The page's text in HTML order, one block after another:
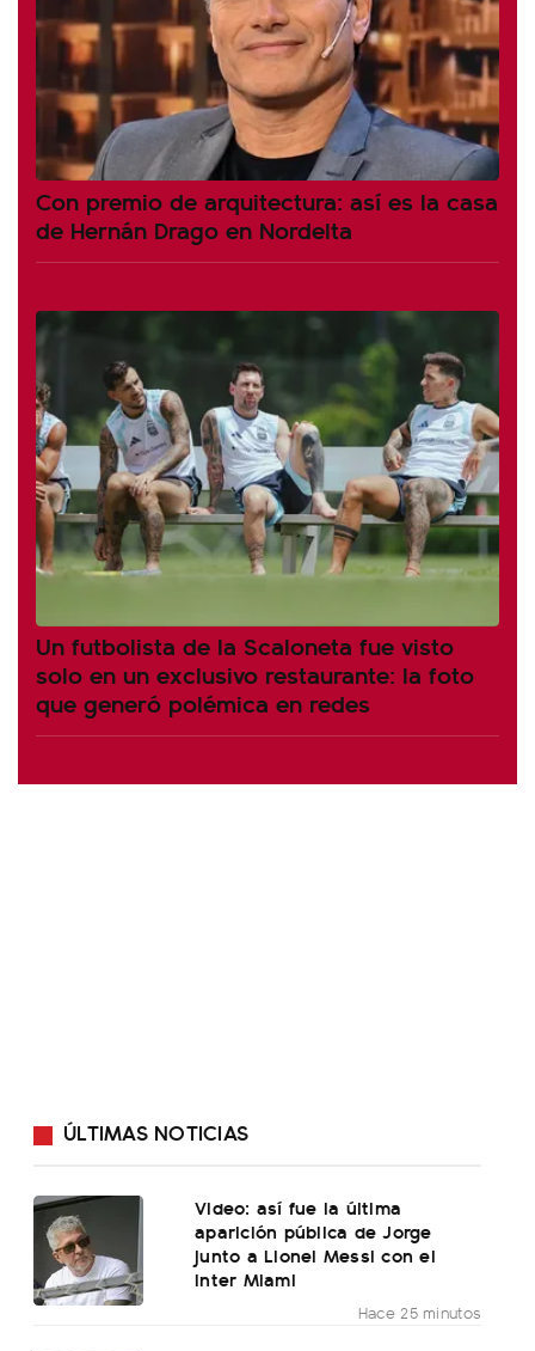
Con premio de arquitectura: así es la casa
de Hernán Drago en Nordelta
Un futbolista de la Scaloneta fue visto
solo en un exclusivo restaurante: la foto
que generó polémica en redes
ÚLTIMAS NOTICIAS
Video: así fue la última
aparición pública de Jorge
junto a Lionel Messi con el
Inter Miami
Hace 25 minutos